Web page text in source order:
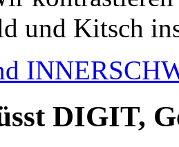
und Kitsch
DIGIT,